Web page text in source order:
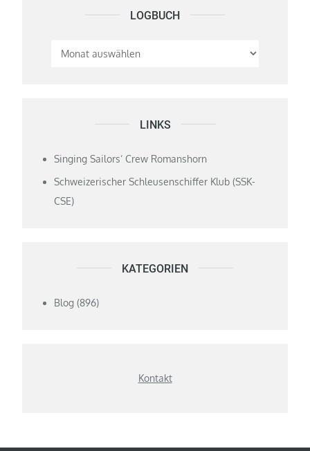
LOGBUCH Logbuch
LINKS
Singing Sailors‘ Crew Romanshorn
Schweizerischer Schleusenschiffer Klub (SSK-
CSE)
KATEGORIEN
Blog (896)
Kontakt